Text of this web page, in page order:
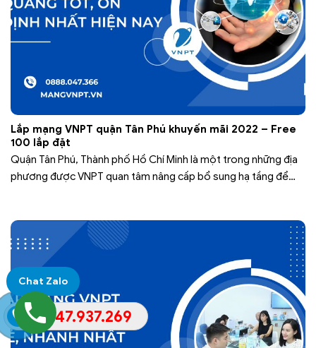
Lắp mạng VNPT quận Tân Phú khuyến mãi 2022 – Free
100 lắp đặt
Quận Tân Phú, Thành phố Hồ Chí Minh là một trong những địa
phương được VNPT quan tâm nâng cấp bổ sung hạ tầng để
viễn thông nơi đây cũng ngày…
Chat Zalo
0947.937.269